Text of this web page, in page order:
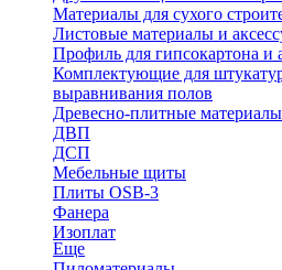
Материалы для сухого
Листовые материалы и
Профиль для гипсокартона и
Комплектующие для
выравнивания полов
Древесно-плитные материалы
ДВП
ДСП
Мебельные щиты
Плиты OSB-3
Фанера
Изоплат
Еще